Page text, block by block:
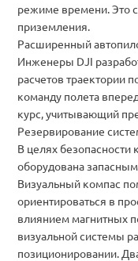
режиме времени. Это
приземления.
Расширенный
Инженеры DJI
расчетов траектории
команду полета
курс, учитывающий
Резервирование
В целях
оборудована
Визуальный компас
ориентироваться в
влиянием магнитных
визуальной системы
позиционировании.